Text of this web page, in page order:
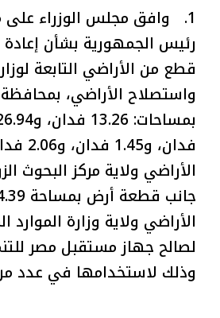
1. وافق مجلس الوزراء على
قطع من الأراضي التابعة
واستصلاح الأراضي، بمحافظة
فدان،
الأراضي ولاية مركز البحوث
الأراضي ولاية وزارة الموارد
لصالح جهاز مستقبل مصر
وذلك لاستخدامها في عدد